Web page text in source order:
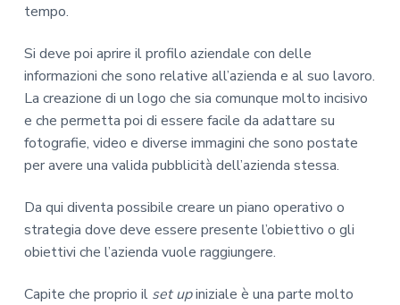
tempo.
Si deve poi aprire il profilo aziendale con delle
informazioni che sono relative all’azienda e al suo lavoro.
La creazione di un logo che sia comunque molto incisivo
e che permetta poi di essere facile da adattare su
fotografie, video e diverse immagini che sono postate
per avere una valida pubblicità dell’azienda stessa.
Da qui diventa possibile creare un piano operativo o
strategia dove deve essere presente l’obiettivo o gli
obiettivi che l’azienda vuole raggiungere.
Capite che proprio il set upiniziale è una parte molto